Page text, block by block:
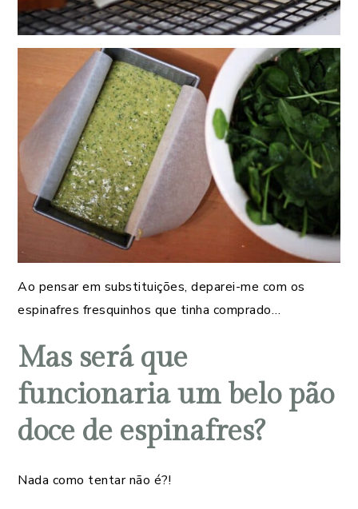
Ao pensar em substituições, deparei-me com os
espinafres fresquinhos que tinha comprado…
Mas será que
funcionaria um belo pão
doce de espinafres?
Nada como tentar não é?!